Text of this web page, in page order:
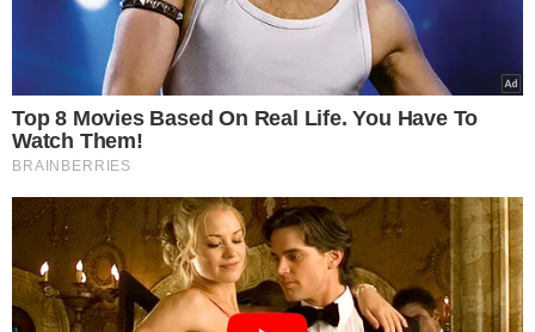
ENTENDA A ACUSAÇÃO:
Conforme a acusação, o
republicano desembolsou US$ 130 mil (equivalente a R$
660 mil na cotação atual) nos momentos finais da
campanha presidencial de 2016 para a ex-atriz pornô
Stormy Daniels, a fim de garantir seu silêncio sobre um
2006. A promotoria alega que Trump disfarçou um
pagamento à sua advogada como se fosse destinado a
outro fim, o que constituiria ocultação nos registros
fiscais.
A PROMOTORIA AFIRMA:Segundo a promotoria, o